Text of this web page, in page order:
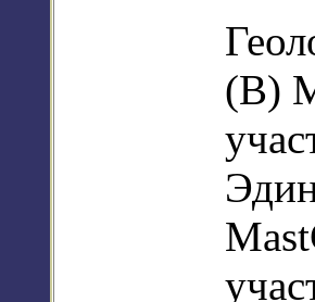
(B)